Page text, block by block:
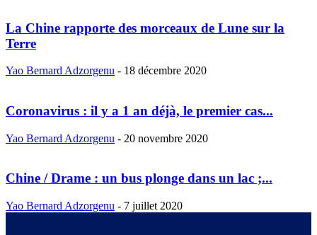
La Chine rapporte des morceaux de Lune sur la
Terre
Yao Bernard Adzorgenu - 18 décembre 2020
Coronavirus : il y a 1 an déjà, le premier cas...
Yao Bernard Adzorgenu - 20 novembre 2020
Chine / Drame : un bus plonge dans un lac ;...
Yao Bernard Adzorgenu - 7 juillet 2020